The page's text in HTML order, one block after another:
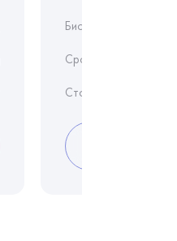
Биоматериал:
Срок исполнения:
Стоимость